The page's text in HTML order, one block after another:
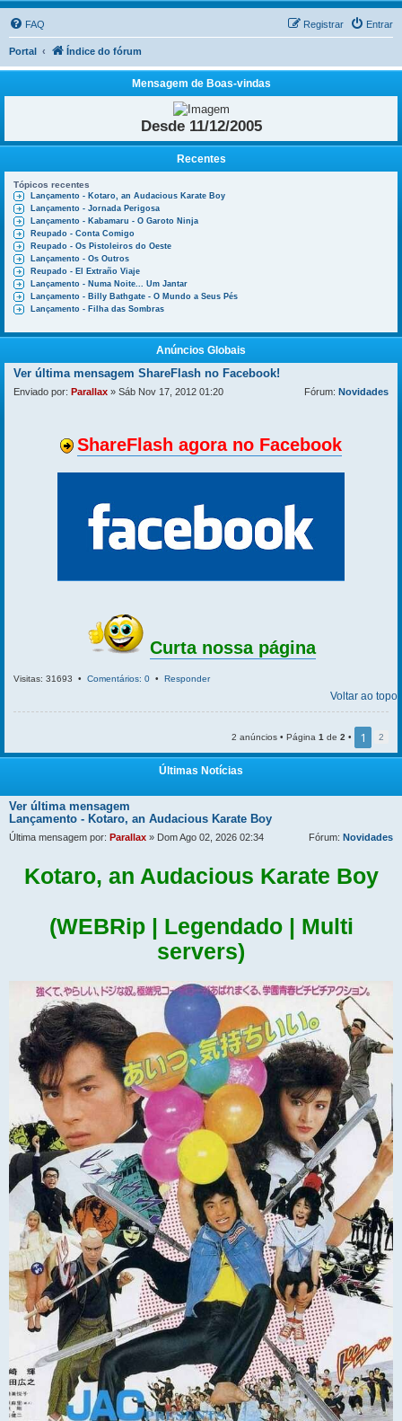
FAQ Entrar
Registrar
Portal Índice do fórum
Mensagem de Boas-vindas
Desde 11/12/2005
Recentes
Tópicos recentes
Lançamento - Kotaro, an Audacious Karate Boy
Lançamento - Jornada Perigosa
Lançamento - Kabamaru - O Garoto Ninja
Reupado - Conta Comigo
Reupado - Os Pistoleiros do Oeste
Lançamento - Os Outros
Reupado - El Extraño Viaje
Lançamento - Numa Noite... Um Jantar
Lançamento - Billy Bathgate - O Mundo a Seus Pés
Lançamento - Filha das Sombras
Anúncios Globais
Ver última mensagem ShareFlash no Facebook!
Enviado por: Parallax » Sáb Nov 17, 2012 01:20 Fórum: Novidades
ShareFlash agora no Facebook
Curta nossa página
Visitas: 31693 • Comentários: 0 • Responder
Voltar ao topo
2 anúncios • Página 1 de 2 • 1 2
Últimas Notícias
Ver última mensagem
Lançamento - Kotaro, an Audacious Karate Boy
Última mensagem por: Parallax » Dom Ago 02, 2026 02:34 Fórum: Novidades
Kotaro, an Audacious Karate Boy
(WEBRip | Legendado | Multi
servers)